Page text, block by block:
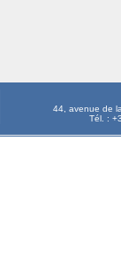
44, avenue de
Tél. :